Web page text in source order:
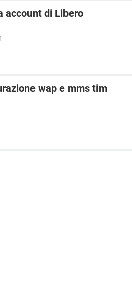
account di Libero
wap e mms tim